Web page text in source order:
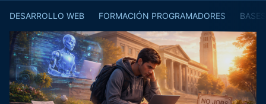
DESARROLLO WEB FORMACIÓN PROGRAMADORES